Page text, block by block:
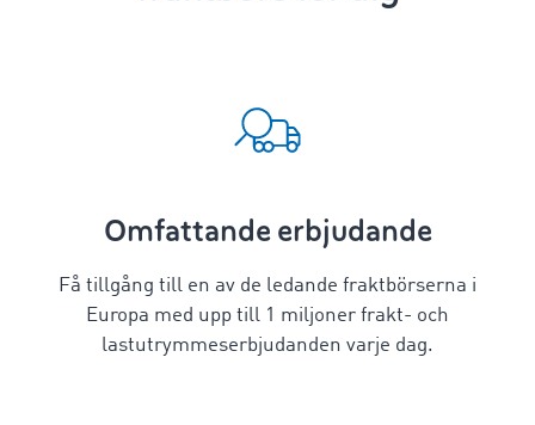
Omfattande erbjudande
Få tillgång till en av de ledande fraktbörserna i
Europa med upp till 1 miljoner frakt- och
lastutrymmeserbjudanden varje dag.